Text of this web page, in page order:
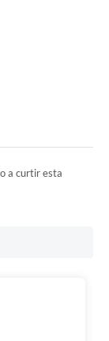
a curtir esta